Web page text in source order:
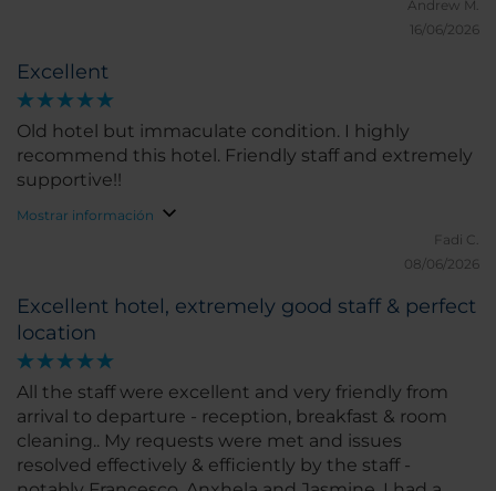
Andrew M.
16/06/2026
Excellent
Old hotel but immaculate condition. I highly
recommend this hotel. Friendly staff and extremely
supportive!!
Mostrar información
Fadi C.
08/06/2026
Excellent hotel, extremely good staff & perfect
location
All the staff were excellent and very friendly from
arrival to departure - reception, breakfast & room
cleaning.. My requests were met and issues
resolved effectively & efficiently by the staff -